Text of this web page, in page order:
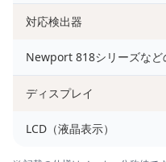
対応検出器
Newport 818シリーズなど
ディスプレイ
LCD（液晶表示）